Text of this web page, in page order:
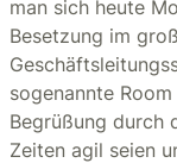
man sich heute
Besetzung im
sogenannte
Begrüßung durch
Zeiten agil seien